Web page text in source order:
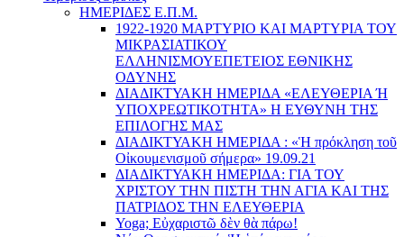
ΗΜΕΡΙΔΕΣ Ε.Π.Μ.
1922-1920 ΜΑΡΤΥΡΙΟ ΚΑI ΜΑΡΤΥΡIΑ ΤΟΥ
ΜΙΚΡΑΣΙΑΤΙΚΟΥ
EΛΛΗΝΙΣΜΟΥEΠEΤΕΙΟΣ EΘΝΙΚHΣ
O∆YΝΗΣ
ΔΙΑΔΙΚΤΥΑΚΗ ΗΜΕΡΙΔΑ «EΛΕΥΘΕΡΙΑ Ή
YΠΟΧΡΕΩΤΙΚΟΤΗΤΑ» Η ΕΥΘΥΝΗ ΤΗΣ
EΠΙΛΟΓΗΣ ΜΑΣ
ΔΙΑΔΙΚΤΥΑΚΗ ΗΜΕΡΙΔΑ : «Ἡ πρόκληση τοῦ
Οἰκουμενισμοῦ σήμερα» 19.09.21
ΔΙΑΔΙΚΤΥΑΚΗ ΗΜΕΡΙΔΑ: ΓΙΑ ΤΟΥ
ΧΡΙΣΤΟΥ ΤΗΝ ΠΙΣΤΗ ΤΗΝ ΑΓΙΑ ΚΑΙ ΤΗΣ
ΠΑΤΡΙΔΟΣ ΤΗΝ ΕΛΕΥΘΕΡΙΑ
Yoga; Εὐχαριστῶ δὲν θὰ πάρω!